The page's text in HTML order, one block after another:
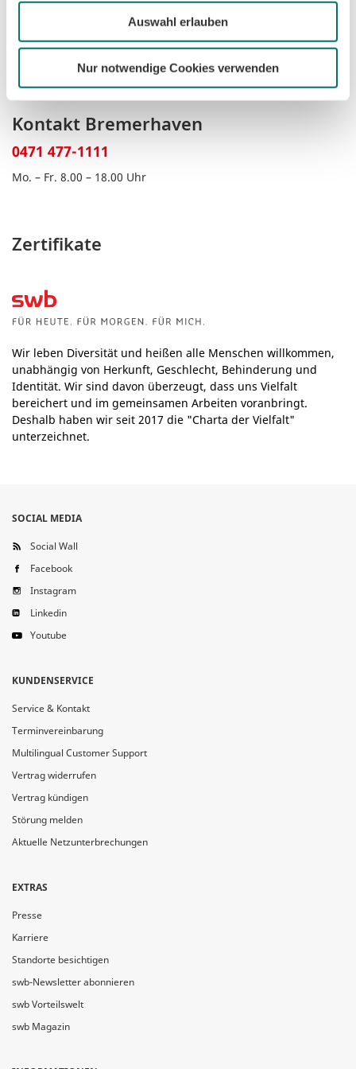
Auswahl erlauben
Nur notwendige Cookies verwenden
Kontakt Bremerhaven
0471 477-1111
Mo. – Fr. 8.00 – 18.00 Uhr
Zertifikate
Wir leben Diversität und heißen alle Menschen willkommen,
unabhängig von Herkunft, Geschlecht, Behinderung und
Identität. Wir sind davon überzeugt, dass uns Vielfalt
bereichert und im gemeinsamen Arbeiten voranbringt.
Deshalb haben wir seit 2017 die "Charta der Vielfalt"
unterzeichnet.
SOCIAL MEDIA
Social Wall
Facebook
Instagram
Linkedin
Youtube
KUNDENSERVICE
Service & Kontakt
Terminvereinbarung
Multilingual Customer Support
Vertrag widerrufen
Vertrag kündigen
Störung melden
Aktuelle Netzunterbrechungen
EXTRAS
Presse
Karriere
Standorte besichtigen
swb-Newsletter abonnieren
swb Vorteilswelt
swb Magazin